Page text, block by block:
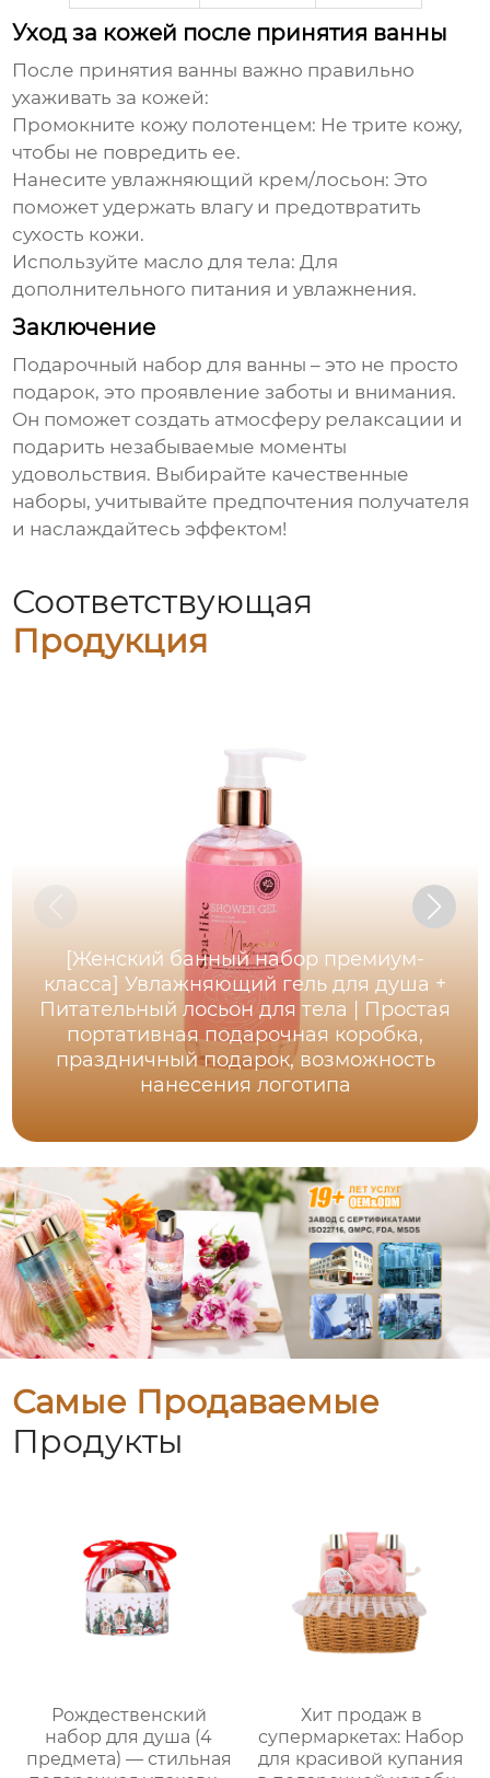
Уход за кожей после принятия ванны
После принятия ванны важно правильно
ухаживать за кожей:
Промокните кожу полотенцем: Не трите кожу,
чтобы не повредить ее.
Нанесите увлажняющий крем/лосьон: Это
поможет удержать влагу и предотвратить
сухость кожи.
Используйте масло для тела: Для
дополнительного питания и увлажнения.
Заключение
Подарочный набор для ванны – это не просто
подарок, это проявление заботы и внимания.
Он поможет создать атмосферу релаксации и
подарить незабываемые моменты
удовольствия. Выбирайте качественные
наборы, учитывайте предпочтения получателя
и наслаждайтесь эффектом!
Соответствующая
Продукция
[Женский банный набор премиум-
класса] Увлажняющий гель для душа +
Питательный лосьон для тела | Простая
портативная подарочная коробка,
праздничный подарок, возможность
нанесения логотипа
Самые Продаваемые
Продукты
Рождественский
набор для душа (4
предмета) — стильная
Хит продаж в
супермаркетах: Набор
для красивой купания